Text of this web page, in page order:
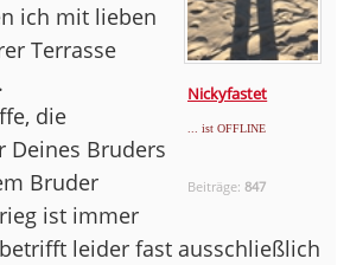
Nickyfastet
... ist OFFLINE
Beiträge:847
ich mit lieben
Terrasse
die
Deines Bruders
Bruder
ist immer
leider fast ausschließlich